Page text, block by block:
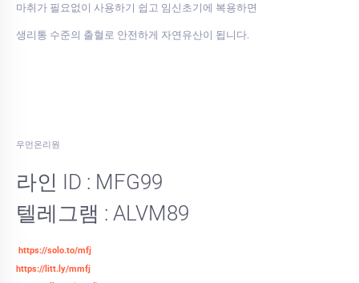
마취가 필요없이 사용하기 쉽고 임신초기에 복용하면
생리통 수준의 출혈로 안전하게 자연유산이 됩니다.
우먼온리원
라인 ID : MFG99
텔레그램 : ALVM89
https://solo.to/mfj
https://litt.ly/mmfj